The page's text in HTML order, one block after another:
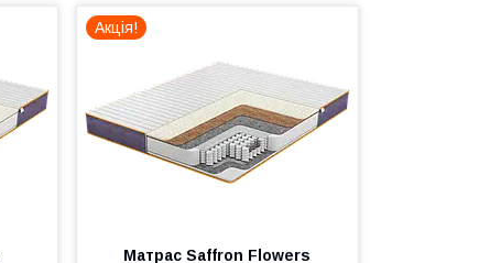
Акція!
Матраc Saffron Flowers